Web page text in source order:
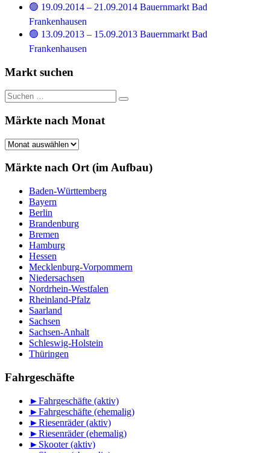
🟢 19.09.2014 – 21.09.2014 Bauernmarkt Bad
Frankenhausen
🟢 13.09.2013 – 15.09.2013 Bauernmarkt Bad
Frankenhausen
Markt suchen
Suchen
nach:
Suchen
Märkte nach Monat
Märkte
Monat
Märkte nach Ort (im Aufbau)
Baden-Württemberg
Bayern
Berlin
Brandenburg
Bremen
Hamburg
Hessen
Mecklenburg-Vorpommern
Niedersachsen
Nordrhein-Westfalen
Rheinland-Pfalz
Saarland
Sachsen
Sachsen-Anhalt
Schleswig-Holstein
Thüringen
Fahrgeschäfte
►Fahrgeschäfte (aktiv)
►Fahrgeschäfte (ehemalig)
►Riesenräder (aktiv)
►Riesenräder (ehemalig)
► Skooter (aktiv)